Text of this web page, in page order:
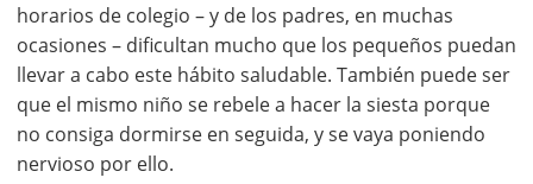
horarios de colegio – y de los padres, en muchas
ocasiones – dificultan mucho que los pequeños puedan
llevar a cabo este hábito saludable. También puede ser
que el mismo niño se rebele a hacer la siesta porque
no consiga dormirse en seguida, y se vaya poniendo
nervioso por ello.